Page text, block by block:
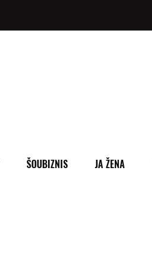
ŠOUBIZNIS JA ŽENA